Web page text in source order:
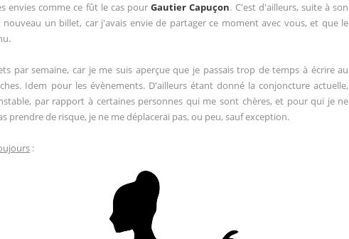
envies comme ce fût le cas pourGautier Capuçon. C'est d'ailleurs, suite à son
un billet, car j'avais envie de partager ce moment avec vous, et que le
par semaine, car je me suis aperçue que je passais trop de temps à écrire au
Idem pour les évènements. D'ailleurs étant donné la conjoncture actuelle,
par rapport à certaines personnes qui me sont chères, et pour qui je ne
prendre de risque, je ne me déplacerai pas, ou peu, sauf exception.
: